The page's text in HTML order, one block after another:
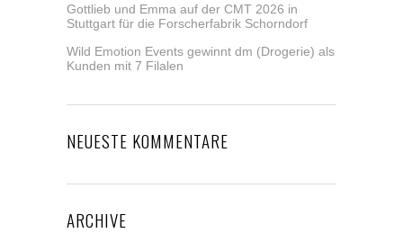
Gottlieb und Emma auf der CMT 2026 in
Stuttgart für die Forscherfabrik Schorndorf
Wild Emotion Events gewinnt dm (Drogerie) als
Kunden mit 7 Filalen
NEUESTE KOMMENTARE
ARCHIVE